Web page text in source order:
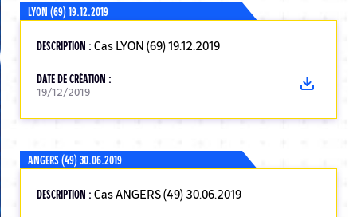
LYON (69) 19.12.2019
DESCRIPTION : Cas LYON (69) 19.12.2019
DATE DE CRÉATION :
19/12/2019
ANGERS (49) 30.06.2019
DESCRIPTION : Cas ANGERS (49) 30.06.2019